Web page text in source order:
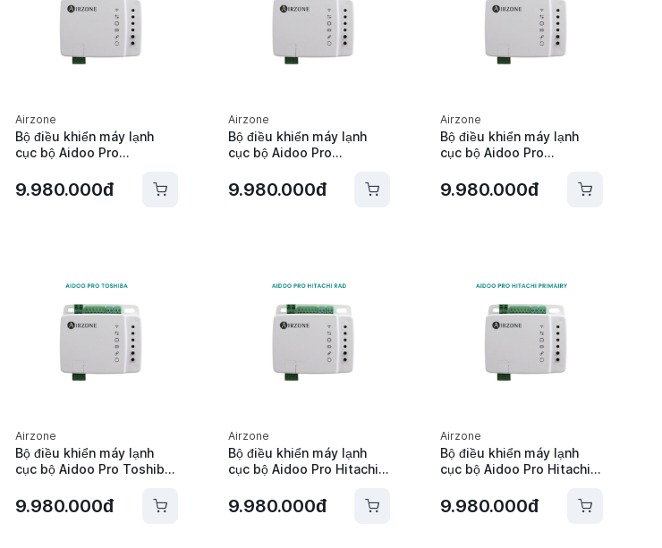
Airzone
Bộ điều khiển máy lạnh
cục bộ Aidoo Pro
Airzone - AZAI6WSPPA0
9.980.000đ
Airzone
Bộ điều khiển máy lạnh
cục bộ Aidoo Pro
Airzone - AZAI6WSPPA2
9.980.000đ
Airzone
Bộ điều khiển máy lạnh
cục bộ Aidoo Pro
AZAI6WSPPAN
9.980.000đ
Airzone
Bộ điều khiển máy lạnh
cục bộ Aidoo Pro Toshiba
9.980.000đ
Airzone
Bộ điều khiển máy lạnh
cục bộ Aidoo Pro Hitachi
AZAI6WSPHI2
9.980.000đ
Airzone
Bộ điều khiển máy lạnh
cục bộ Aidoo Pro Hitachi
AZAI6WSPHI3
9.980.000đ